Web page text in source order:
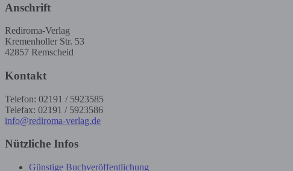
Anschrift
Rediroma-Verlag
Kremenholler Str. 53
42857 Remscheid
Kontakt
Telefon: 02191 / 5923585
Telefax: 02191 / 5923586
info@rediroma-verlag.de
Nützliche Infos
Günstige Buchveröffentlichung